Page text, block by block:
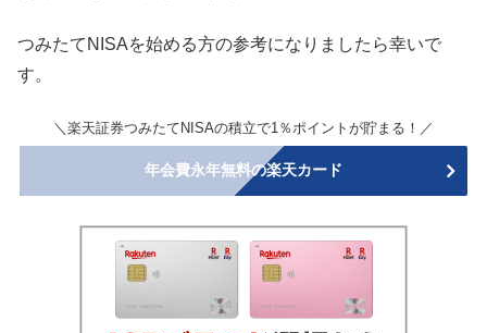
つみたてNISAを始める方の参考になりましたら幸いで
す。
＼楽天証券つみたてNISAの積立で1％ポイントが貯まる！／
年会費永年無料の楽天カード